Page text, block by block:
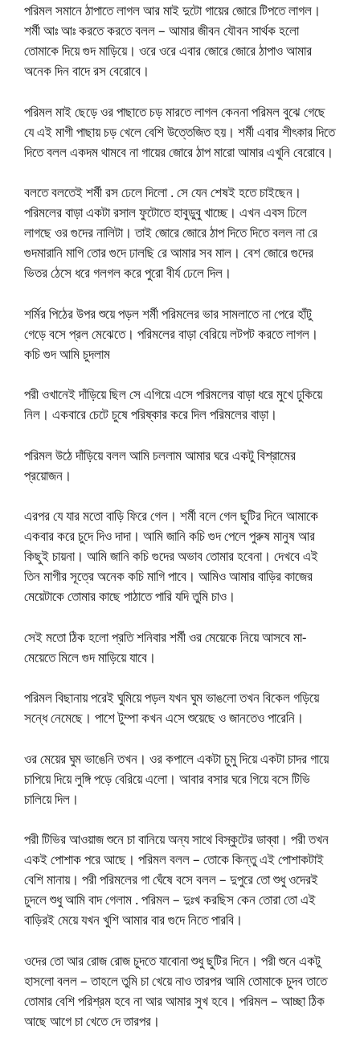
পরিমল সমানে ঠাপাতে লাগল আর মাই দুটো গায়ের জোরে টিপতে লাগল।
শর্মী আঃ আঃ করতে করতে বলল – আমার জীবন যৌবন সার্থক হলো
তোমাকে দিয়ে গুদ মাড়িয়ে। ওরে ওরে এবার জোরে জোরে ঠাপাও আমার
অনেক দিন বাদে রস বেরোবে।
পরিমল মাই ছেড়ে ওর পাছাতে চড় মারতে লাগল কেননা পরিমল বুঝে গেছে
যে এই মাগী পাছায় চড় খেলে বেশি উত্তেজিত হয়। শর্মী এবার শীৎকার দিতে
দিতে বলল একদম থামবে না গায়ের জোরে ঠাপ মারো আমার এখুনি বেরোবে।
বলতে বলতেই শর্মী রস ঢেলে দিলো . সে যেন শেষই হতে চাইছেন।
পরিমলের বাড়া একটা রসাল ফুটোতে হাবুডুবু খাচ্ছে। এখন এবস ঢিলে
লাগছে ওর গুদের নালিটা। তাই জোরে জোরে ঠাপ দিতে দিতে বলল না রে
গুদমারানি মাগি তোর গুদে ঢালছি রে আমার সব মাল। বেশ জোরে গুদের
ভিতর ঠেসে ধরে গলগল করে পুরো বীর্য ঢেলে দিল।
শর্মির পিঠের উপর শুয়ে পড়ল শর্মী পরিমলের ভার সামলাতে না পেরে হাঁটু
গেড়ে বসে প্রল মেঝেতে। পরিমলের বাড়া বেরিয়ে লটপট করতে লাগল।
কচি গুদ আমি চুদলাম
পরী ওখানেই দাঁড়িয়ে ছিল সে এগিয়ে এসে পরিমলের বাড়া ধরে মুখে ঢুকিয়ে
নিল। একবারে চেটে চুষে পরিষ্কার করে দিল পরিমলের বাড়া।
পরিমল উঠে দাঁড়িয়ে বলল আমি চললাম আমার ঘরে একটু বিশ্রামের
প্রয়োজন।
এরপর যে যার মতো বাড়ি ফিরে গেল। শর্মী বলে গেল ছুটির দিনে আমাকে
একবার করে চুদে দিও দাদা। আমি জানি কচি গুদ পেলে পুরুষ মানুষ আর
কিছুই চায়না। আমি জানি কচি গুদের অভাব তোমার হবেনা। দেখবে এই
তিন মাগীর সূত্রে অনেক কচি মাগি পাবে। আমিও আমার বাড়ির কাজের
মেয়েটাকে তোমার কাছে পাঠাতে পারি যদি তুমি চাও।
সেই মতো ঠিক হলো প্রতি শনিবার শর্মী ওর মেয়েকে নিয়ে আসবে মা-
মেয়েতে মিলে গুদ মাড়িয়ে যাবে।
পরিমল বিছানায় পরেই ঘুমিয়ে পড়ল যখন ঘুম ভাঙলো তখন বিকেল গড়িয়ে
সন্ধে নেমেছে। পাশে টুম্পা কখন এসে শুয়েছে ও জানতেও পারেনি।
ওর মেয়ের ঘুম ভাঙেনি তখন। ওর কপালে একটা চুমু দিয়ে একটা চাদর গায়ে
চাপিয়ে দিয়ে লুঙ্গি পড়ে বেরিয়ে এলো। আবার বসার ঘরে গিয়ে বসে টিভি
চালিয়ে দিল।
পরী টিভির আওয়াজ শুনে চা বানিয়ে অন্য সাথে বিস্কুটের ডাব্বা। পরী তখন
একই পোশাক পরে আছে। পরিমল বলল – তোকে কিন্তু এই পোশাকটাই
বেশি মানায়। পরী পরিমলের গা ঘেঁষে বসে বলল – দুপুরে তো শুধু ওদেরই
চুদলে শুধু আমি বাদ গেলাম . পরিমল – দুঃখ করছিস কেন তোরা তো এই
বাড়িরই মেয়ে যখন খুশি আমার বার গুদে নিতে পারবি।
ওদের তো আর রোজ রোজ চুদতে যাবোনা শুধু ছুটির দিনে। পরী শুনে একটু
হাসলো বলল – তাহলে তুমি চা খেয়ে নাও তারপর আমি তোমাকে চুদব তাতে
তোমার বেশি পরিশ্রম হবে না আর আমার সুখ হবে। পরিমল – আচ্ছা ঠিক
আছে আগে চা খেতে দে তারপর।